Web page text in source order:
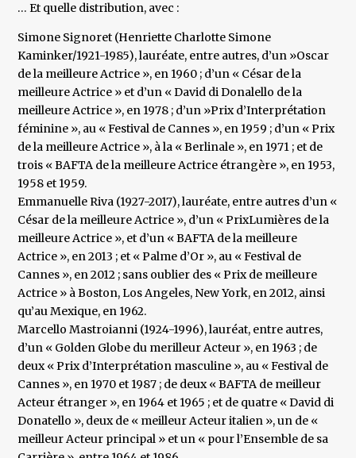
… Et quelle distribution, avec :
Simone Signoret (Henriette Charlotte Simone
Kaminker/1921-1985), lauréate, entre autres, d’un »Oscar
de la meilleure Actrice », en 1960 ; d’un « César de la
meilleure Actrice » et d’un « David di Donalello de la
meilleure Actrice », en 1978 ; d’un »Prix d’Interprétation
féminine », au « Festival de Cannes », en 1959 ; d’un « Prix
de la meilleure Actrice », à la « Berlinale », en 1971 ; et de
trois « BAFTA de la meilleure Actrice étrangère », en 1953,
1958 et 1959.
Emmanuelle Riva (1927-2017), lauréate, entre autres d’un «
César de la meilleure Actrice », d’un « PrixLumières de la
meilleure Actrice », et d’un « BAFTA de la meilleure
Actrice », en 2013 ; et « Palme d’Or », au « Festival de
Cannes », en 2012 ; sans oublier des « Prix de meilleure
Actrice » à Boston, Los Angeles, New York, en 2012, ainsi
qu’au Mexique, en 1962.
Marcello Mastroianni (1924-1996), lauréat, entre autres,
d’un « Golden Globe du merilleur Acteur », en 1963 ; de
deux « Prix d’Interprétation masculine », au « Festival de
Cannes », en 1970 et 1987 ; de deux « BAFTA de meilleur
Acteur étranger », en 1964 et 1965 ; et de quatre « David di
Donatello », deux de « meilleur Acteur italien », un de «
meilleur Acteur principal » et un « pour l’Ensemble de sa